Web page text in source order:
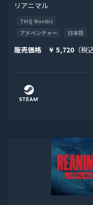
リアニマル
THQ Nordic
アドベンチャー
日本語
販売価格 ￥ 5,720 （税